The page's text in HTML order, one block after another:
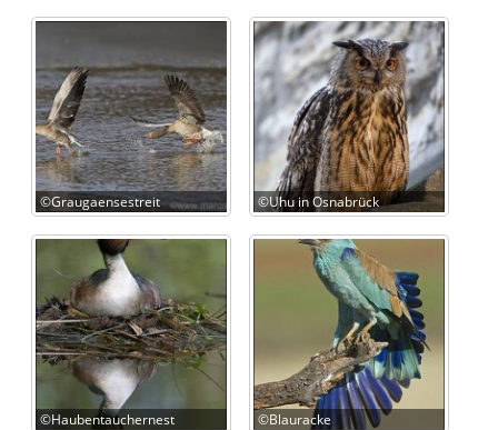
©Graugaensestreit ©Uhu in Osnabrück
©Haubentauchernest ©Blauracke